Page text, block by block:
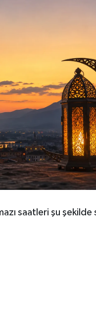
saatleri şu şekilde